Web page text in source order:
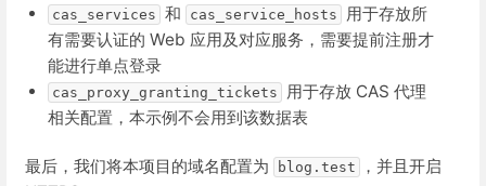
cas_services 和 cas_service_hosts
用于存放所
有需要认证的 Web 应用及对应服务，需要提前注册才
能进行单点登录
cas_proxy_granting_tickets
用于存放 CAS 代理
相关配置，本示例不会用到该数据表
最后，我们将本项目的域名配置为 blog.test
，并且开启